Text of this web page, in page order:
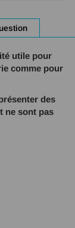
utile pour
comme pour
des
ne sont pas